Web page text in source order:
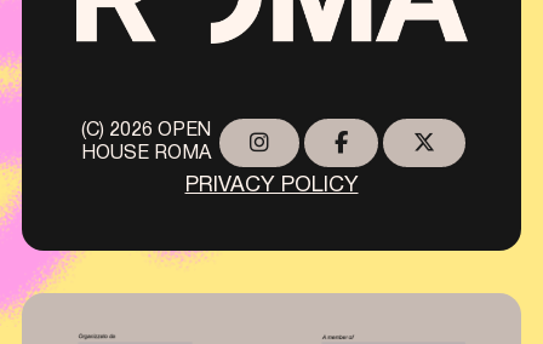
(C) 2026 OPEN
HOUSE ROMA
PRIVACY POLICY